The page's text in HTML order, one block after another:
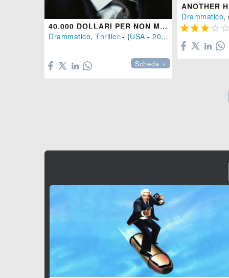
40.000 DOLLARI PER NON MORIRE
Drammatico, Thriller - (USA - 2014
Scheda »
ANOTHER
Drammatico,
   